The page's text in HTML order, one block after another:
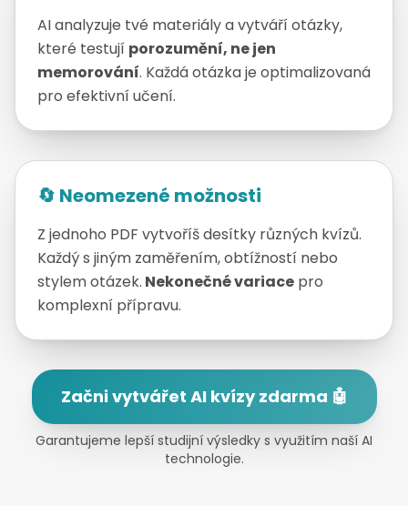
AI analyzuje tvé materiály a vytváří otázky,
které testují porozumění, ne jen
memorování. Každá otázka je optimalizovaná
pro efektivní učení.
🔄 Neomezené možnosti
Z jednoho PDF vytvoříš desítky různých kvízů.
Každý s jiným zaměřením, obtížností nebo
stylem otázek. Nekonečné variace pro
komplexní přípravu.
Začni vytvářet AI kvízy zdarma 🤖
Garantujeme lepší studijní výsledky s využitím naší AI
technologie.